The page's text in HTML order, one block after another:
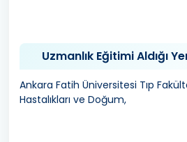
Uzmanlık Eğitimi Aldığı
Ankara Fatih Üniversitesi Tıp
Hastalıkları ve Doğum,